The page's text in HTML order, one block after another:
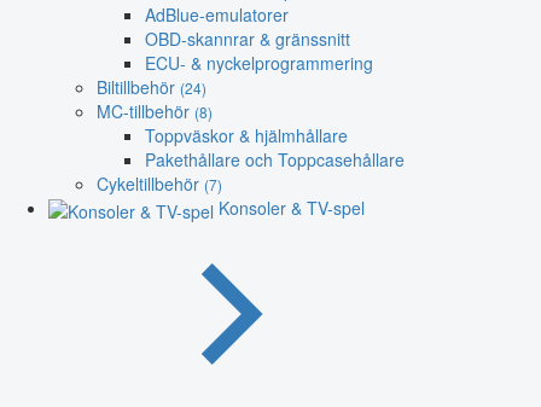
AdBlue-emulatorer
OBD-skannrar & gränssnitt
ECU- & nyckelprogrammering
Biltillbehör (24)
MC-tillbehör (8)
Toppväskor & hjälmhållare
Pakethållare och Toppcasehållare
Cykeltillbehör (7)
Konsoler & TV-spel